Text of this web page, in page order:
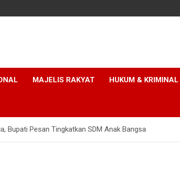
MAJELIS RAKYAT HUKUM & KRIMINAL
Bupati Pesan Tingkatkan SDM Anak Bangsa